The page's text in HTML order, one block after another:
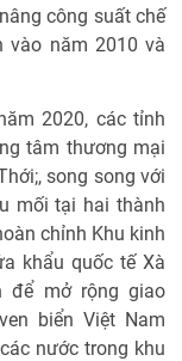
công suất chế
vào năm 2010 và
2020, các tỉnh
tâm thương mại
song song với
mối tại hai thành
chỉnh Khu kinh
khẩu quốc tế Xà
để mở rộng giao
biển Việt Nam
nước trong khu